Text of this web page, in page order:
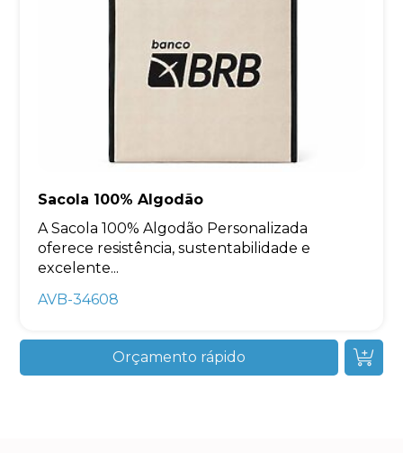
Sacola 100% Algodão
A Sacola 100% Algodão Personalizada
oferece resistência, sustentabilidade e
excelente...
AVB-34608
Orçamento rápido